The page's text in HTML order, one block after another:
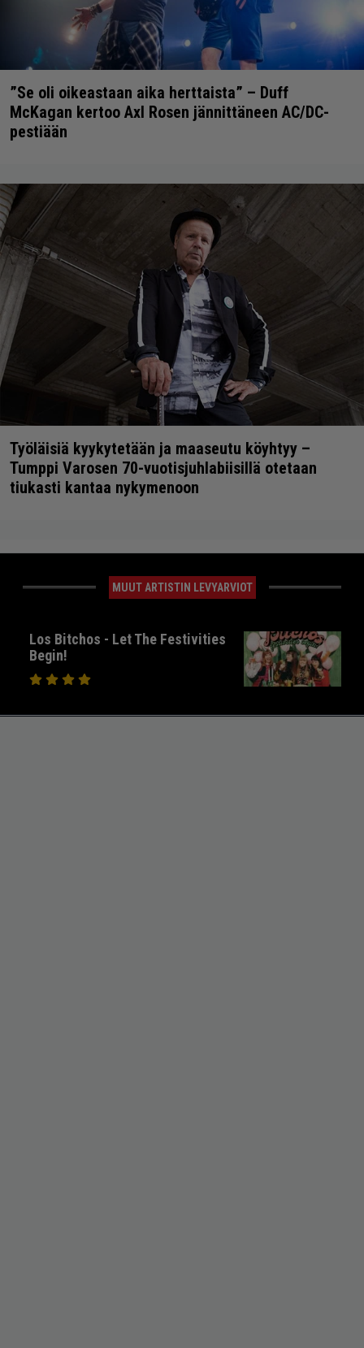
”Se oli oikeastaan aika herttaista” – Duff
McKagan kertoo Axl Rosen jännittäneen AC/DC-
pestiään
Työläisiä kyykytetään ja maaseutu köyhtyy –
Tumppi Varosen 70-vuotisjuhlabiisillä otetaan
tiukasti kantaa nykymenoon
MUUT ARTISTIN LEVYARVIOT
Los Bitchos - Let The Festivities
Begin!